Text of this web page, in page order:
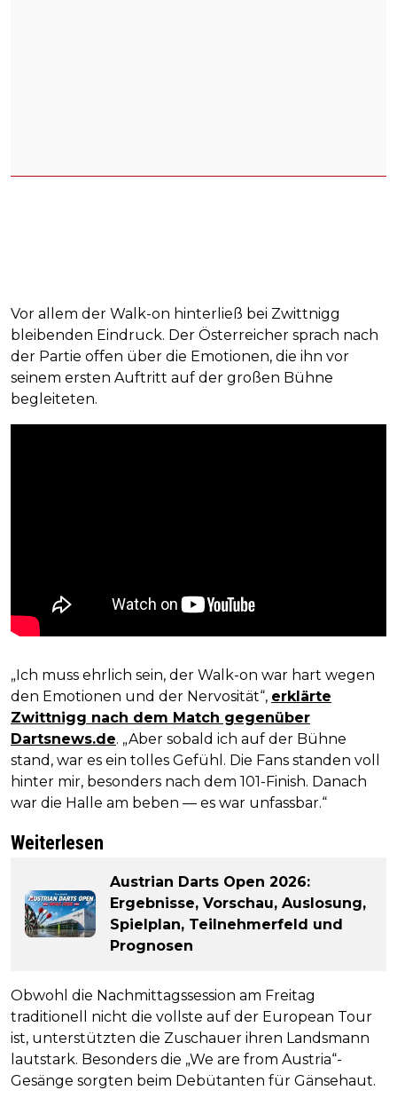
Vor allem der Walk-on hinterließ bei Zwittnigg
bleibenden Eindruck. Der Österreicher sprach nach
der Partie offen über die Emotionen, die ihn vor
seinem ersten Auftritt auf der großen Bühne
begleiteten.
„Ich muss ehrlich sein, der Walk-on war hart wegen
den Emotionen und der Nervosität“, erklärte
Zwittnigg nach dem Match gegenüber
Dartsnews.de. „Aber sobald ich auf der Bühne
stand, war es ein tolles Gefühl. Die Fans standen voll
hinter mir, besonders nach dem 101-Finish. Danach
war die Halle am beben — es war unfassbar.“
Weiterlesen
Austrian Darts Open 2026:
Ergebnisse, Vorschau, Auslosung,
Spielplan, Teilnehmerfeld und
Prognosen
Obwohl die Nachmittagssession am Freitag
traditionell nicht die vollste auf der European Tour
ist, unterstützten die Zuschauer ihren Landsmann
lautstark. Besonders die „We are from Austria“-
Gesänge sorgten beim Debütanten für Gänsehaut.